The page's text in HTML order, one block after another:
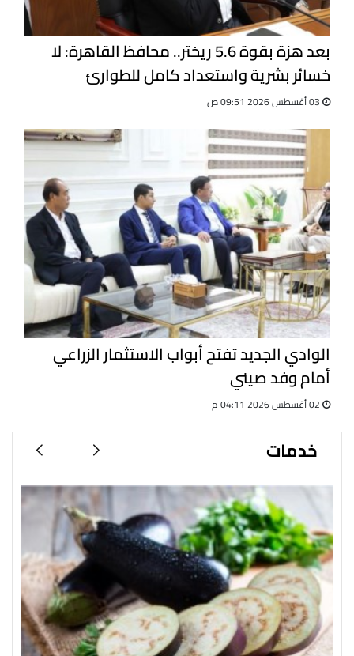
بعد هزة بقوة 5.6 ريختر.. محافظ القاهرة: لا
خسائر بشرية واستعداد كامل للطوارئ
الوادي الجديد تفتح أبواب الاستثمار الزراعي
أمام وفد صيني
خدمات